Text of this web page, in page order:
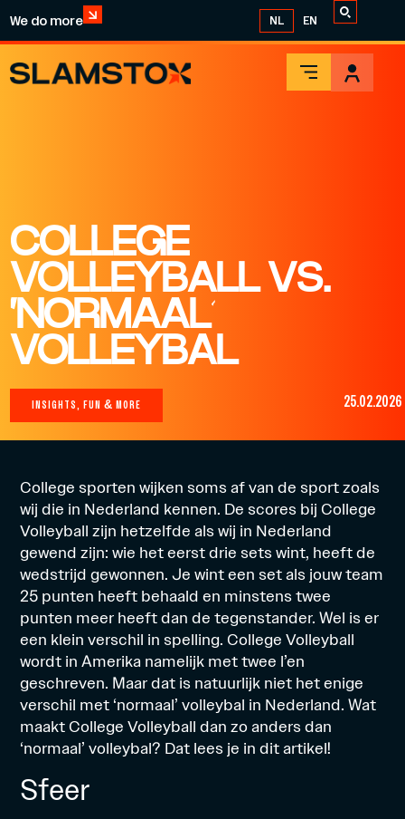
We do more NL EN
COLLEGE
VOLLEYBALL VS.
‘NORMAAL’
VOLLEYBAL
INSIGHTS, FUN & MORE 25.02.2026
College sporten wijken soms af van de sport zoals
wij die in Nederland kennen. De scores bij College
Volleyball zijn hetzelfde als wij in Nederland
gewend zijn: wie het eerst drie sets wint, heeft de
wedstrijd gewonnen. Je wint een set als jouw team
25 punten heeft behaald en minstens twee
punten meer heeft dan de tegenstander. Wel is er
een klein verschil in spelling. College Volleyball
wordt in Amerika namelijk met twee l’en
geschreven. Maar dat is natuurlijk niet het enige
verschil met ‘normaal’ volleybal in Nederland. Wat
maakt College Volleyball dan zo anders dan
‘normaal’ volleybal? Dat lees je in dit artikel!
Sfeer